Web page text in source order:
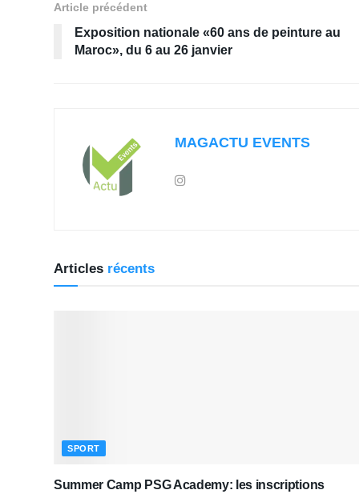
Article précédent
Exposition nationale «60 ans de peinture au
Maroc», du 6 au 26 janvier
MAGACTU EVENTS
Articles récents
SPORT
Summer Camp PSG Academy: les inscriptions